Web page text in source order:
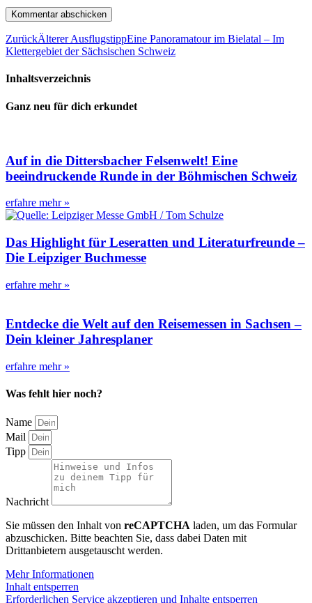
ZurückÄlterer AusflugstippEine Panoramatour im Bielatal – Im
Klettergebiet der Sächsischen Schweiz
Inhaltsverzeichnis
Ganz neu für dich erkundet
Auf in die Dittersbacher Felsenwelt! Eine
beeindruckende Runde in der Böhmischen Schweiz
erfahre mehr »
Das Highlight für Leseratten und Literaturfreunde –
Die Leipziger Buchmesse
erfahre mehr »
Entdecke die Welt auf den Reisemessen in Sachsen –
Dein kleiner Jahresplaner
erfahre mehr »
Was fehlt hier noch?
Name
Mail
Tipp
Nachricht
Sie müssen den Inhalt von reCAPTCHA laden, um das Formular
abzuschicken. Bitte beachten Sie, dass dabei Daten mit
Drittanbietern ausgetauscht werden.
Mehr Informationen
Inhalt entsperren
Erforderlichen Service akzeptieren und Inhalte entsperren